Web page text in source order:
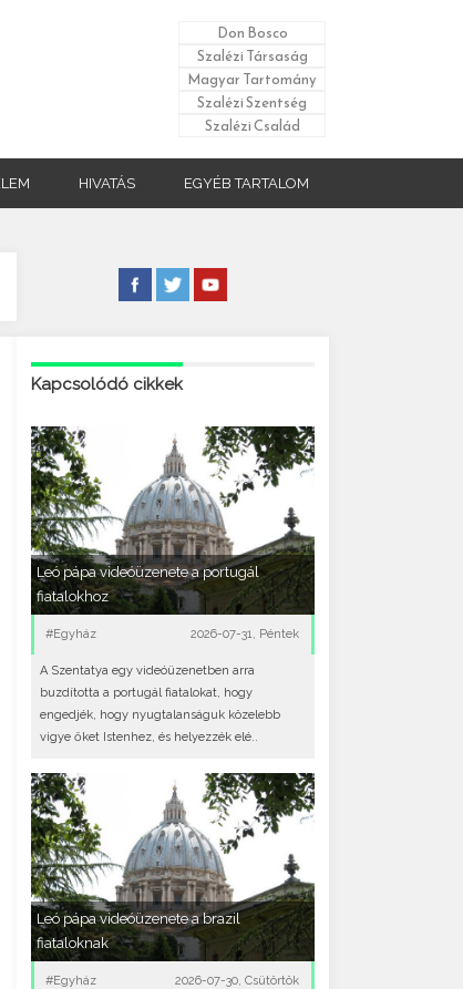
Don Bosco
Szalézi Társaság
Magyar Tartomány
Szalézi Szentség
Szalézi Család
HIVATÁS EGYÉB TARTALOM
Kapcsolódó cikkek
Leó pápa videóüzenete a portugál
fiatalokhoz
#Egyház 2026-07-31, Péntek
A Szentatya egy videóüzenetben arra
buzdította a portugál fiatalokat, hogy
engedjék, hogy nyugtalanságuk közelebb
vigye őket Istenhez, és helyezzék elé..
Leó pápa videóüzenete a brazil
fiataloknak
#Egyház 2026-07-30, Csütörtök